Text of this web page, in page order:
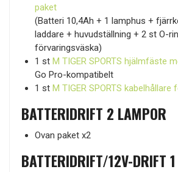
paket
(Batteri 10,4Ah + 1 lamphus +
laddare + huvudställning + 2 st O-
förvaringsväska)
1 stM TIGER SPORTS hjälmfäste
Go Pro-kompatibelt
1 stM TIGER SPORTS
BATTERIDRIFT 2 LAMPOR
Ovan paket x2
BATTERIDRIFT/12V-DRIFT